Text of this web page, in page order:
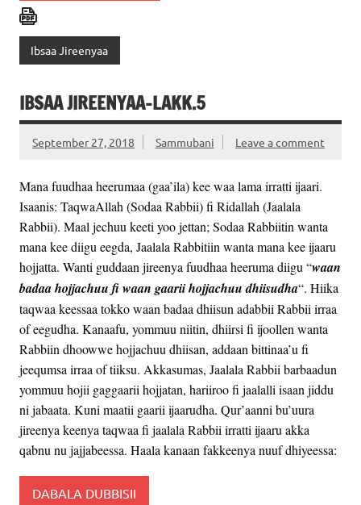
Ibsaa Jireenyaa
IBSAA JIREENYAA-LAKK.5
September 27, 2018 Sammubani Leave a comment
Mana fuudhaa heerumaa (gaa’ila) kee waa lama irratti ijaari.
Isaanis: TaqwaAllah (Sodaa Rabbii) fi Ridallah (Jaalala
Rabbii). Maal jechuu keeti yoo jettan; Sodaa Rabbiitin wanta
mana kee diigu eegda, Jaalala Rabbitiin wanta mana kee ijaaru
hojjatta. Wanti guddaan jireenya fuudhaa heeruma diigu “waan
badaa hojjachuu fi waan gaarii hojjachuu dhiisudha“. Hiika
taqwaa keessaa tokko waan badaa dhiisun adabbii Rabbii irraa
of eegudha. Kanaafu, yommuu niitin, dhiirsi fi ijoollen wanta
Rabbiin dhoowwe hojjachuu dhiisan, addaan bittinaa’u fi
jeequmsa irraa of tiiksu. Akkasumas, Jaalala Rabbii barbaadun
yommuu hojii gaggaarii hojjatan, hariiroo fi jaalalli isaan jiddu
ni jabaata. Kuni maatii gaarii ijaarudha. Qur’aanni bu’uura
jireenya keenya taqwaa fi jaalala Rabbii irratti ijaaru akka
qabnu nu jajjabeessa. Haala kanaan fakkeenya nuuf dhiyeessa:
DABALA DUBBISII